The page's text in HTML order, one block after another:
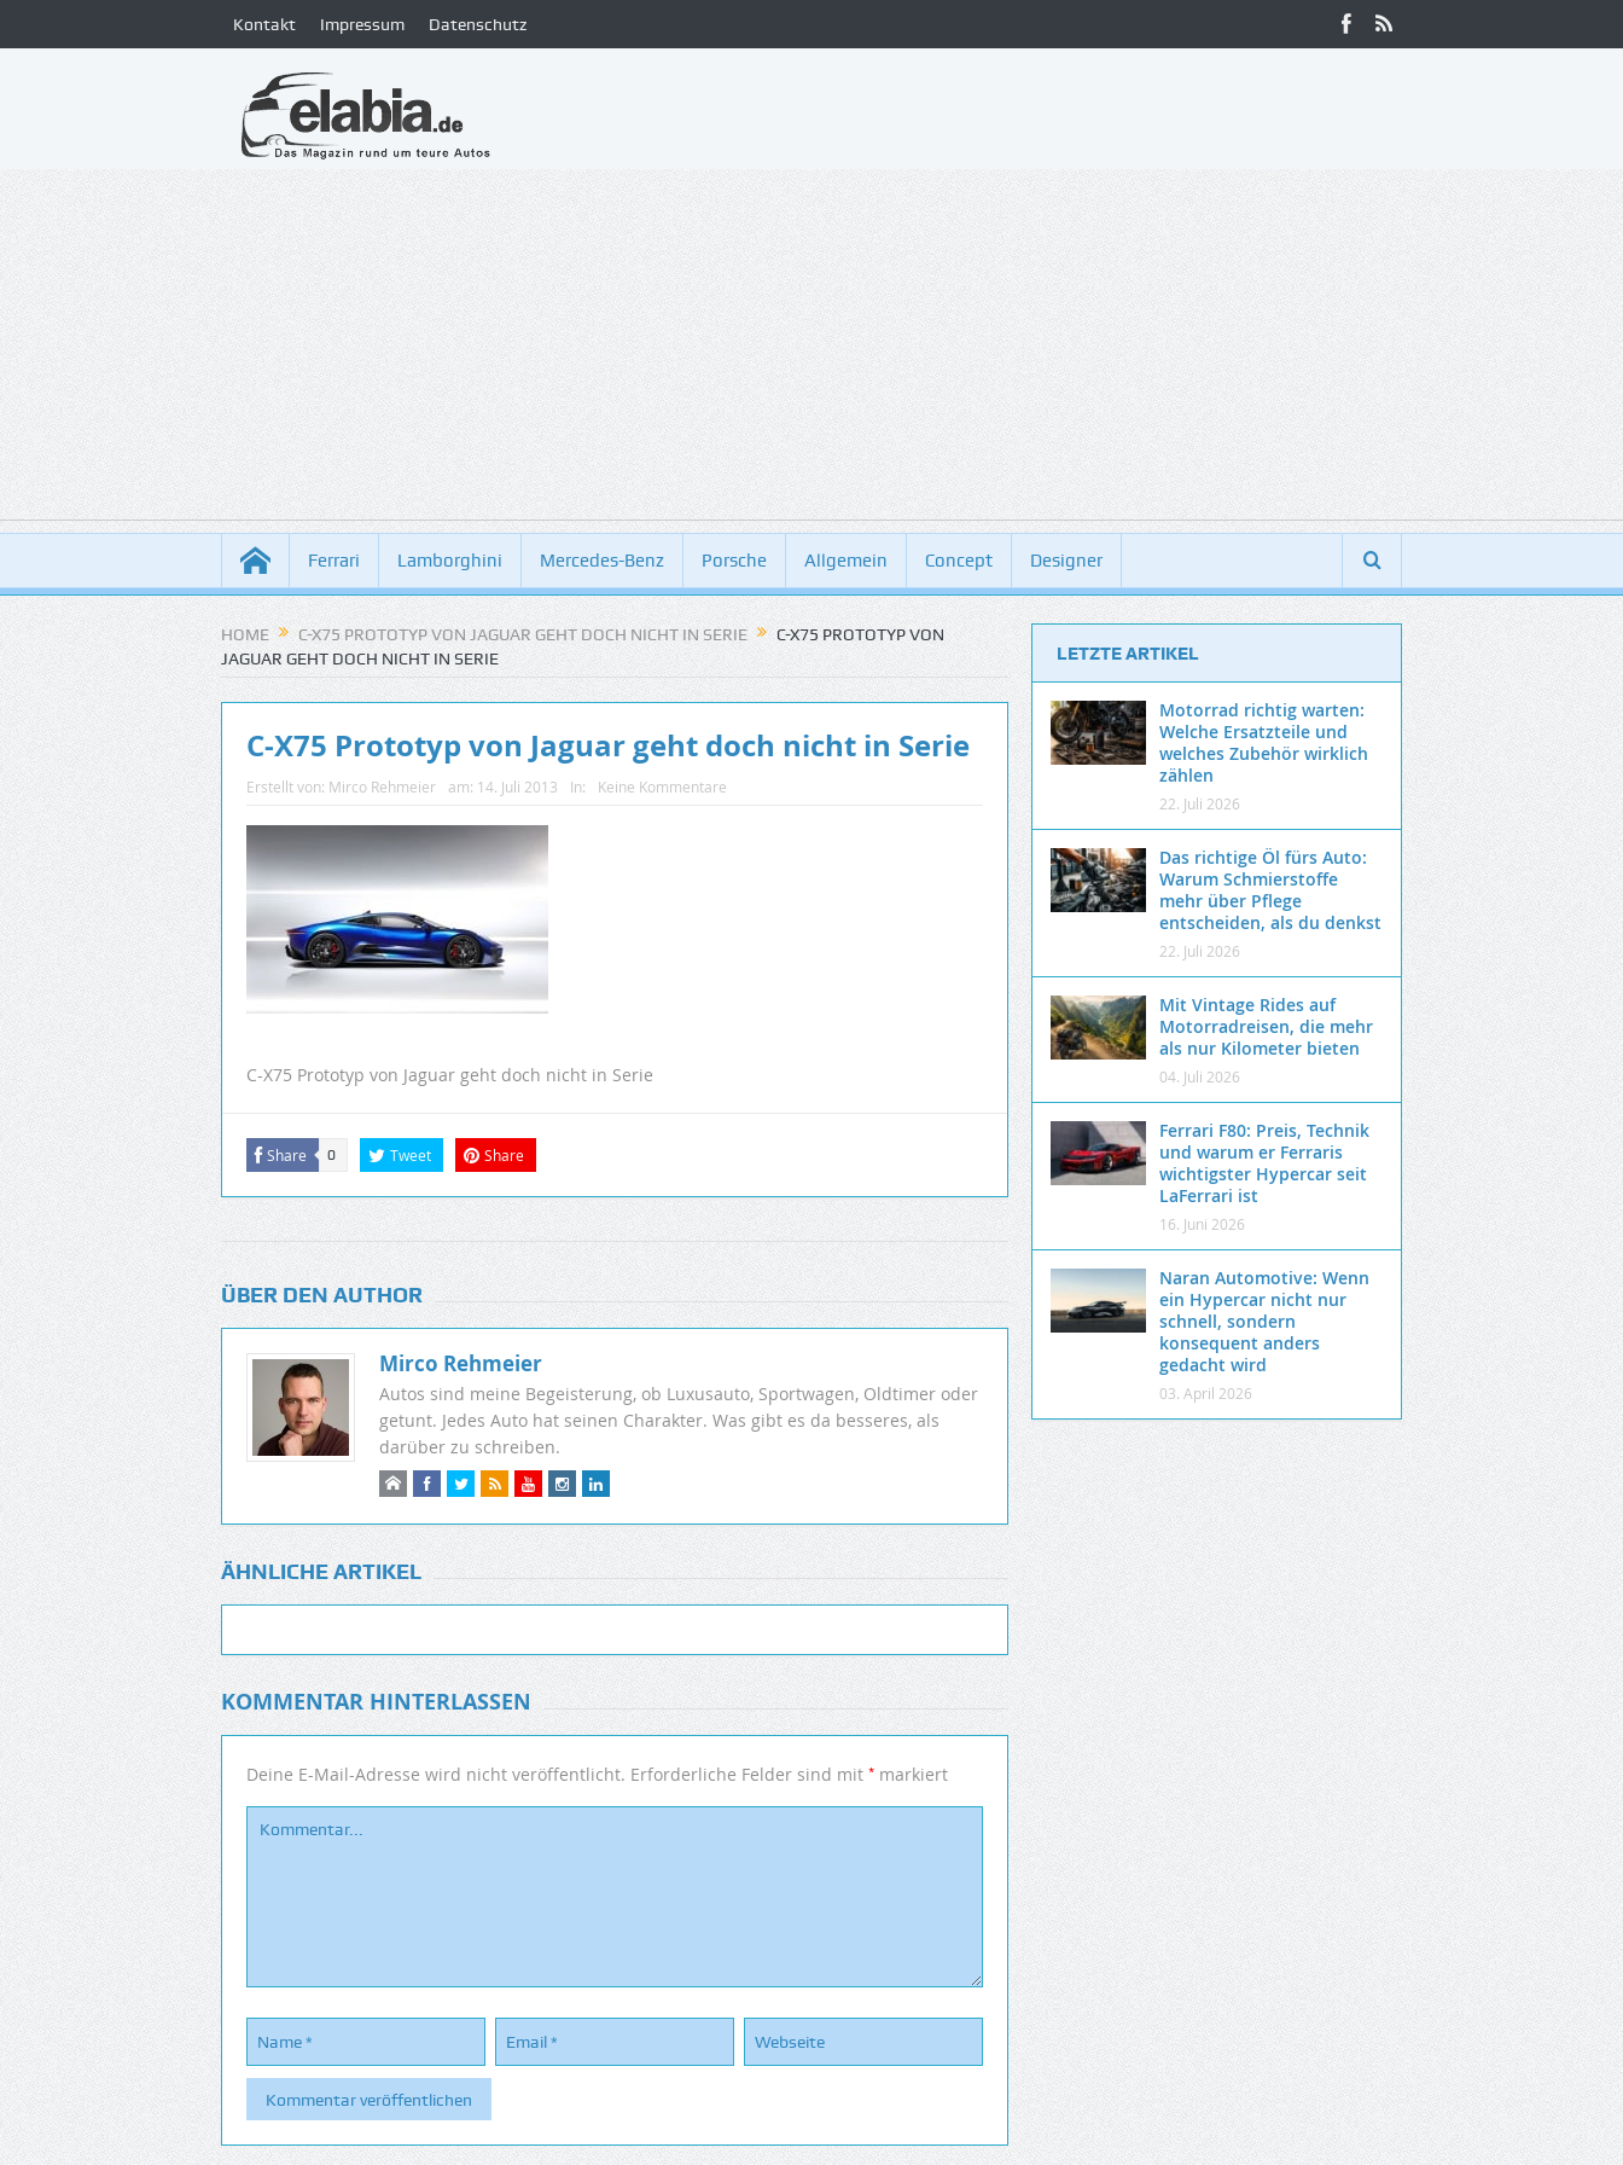
Kontakt Impressum Datenschutz
Ferrari Lamborghini Mercedes-Benz Porsche Allgemein Concept Designer
HOME C-X75 PROTOTYP VON JAGUAR GEHT DOCH NICHT IN SERIE
C-X75 PROTOTYP VON
JAGUAR GEHT DOCH NICHT IN SERIE
C-X75 Prototyp von Jaguar geht doch nicht in Serie
Erstellt von: Mirco Rehmeier am: 14. Juli 2013 In: Keine Kommentare
C-X75 Prototyp von Jaguar geht doch nicht in Serie
Share 0 Tweet Share
ÜBER DEN AUTHOR
Mirco Rehmeier
Autos sind meine Begeisterung, ob Luxusauto, Sportwagen, Oldtimer oder
getunt. Jedes Auto hat seinen Charakter. Was gibt es da besseres, als
darüber zu schreiben.
ÄHNLICHE ARTIKEL
KOMMENTAR HINTERLASSEN
Deine E-Mail-Adresse wird nicht veröffentlicht. Erforderliche Felder sind mit * markiert
LETZTE ARTIKEL
Motorrad richtig warten:
Welche Ersatzteile und
welches Zubehör wirklich
zählen
22. Juli 2026
Das richtige Öl fürs Auto:
Warum Schmierstoffe
mehr über Pflege
entscheiden, als du denkst
22. Juli 2026
Mit Vintage Rides auf
Motorradreisen, die mehr
als nur Kilometer bieten
04. Juli 2026
Ferrari F80: Preis, Technik
und warum er Ferraris
wichtigster Hypercar seit
LaFerrari ist
16. Juni 2026
Naran Automotive: Wenn
ein Hypercar nicht nur
schnell, sondern
konsequent anders
gedacht wird
03. April 2026